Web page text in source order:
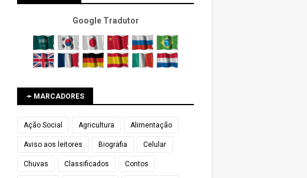
Google Tradutor
➛ MARCADORES
Ação Social Agricultura Alimentação
Aviso aos leitores Biografia Celular
Chuvas Classificados Contos